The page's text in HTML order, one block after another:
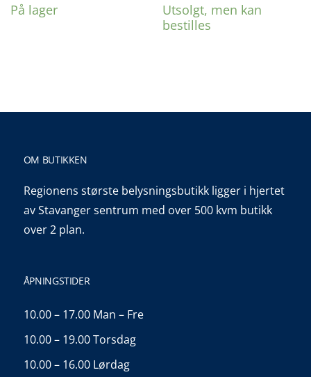
kr 1.699,00.
På lager var:
Utsolgt, men kan
bestilles
OM BUTIKKEN
Regionens største belysningsbutikk ligger i hjertet
av Stavanger sentrum med over 500 kvm butikk
over 2 plan.
ÅPNINGSTIDER
10.00 – 17.00 Man – Fre
10.00 – 19.00 Torsdag
10.00 – 16.00 Lørdag